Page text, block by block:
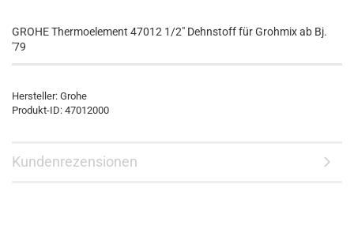
GROHE Thermoelement 47012 1/2" Dehnstoff für Grohmix ab Bj.
'79
Hersteller: Grohe
Produkt-ID: 47012000
Kundenrezensionen